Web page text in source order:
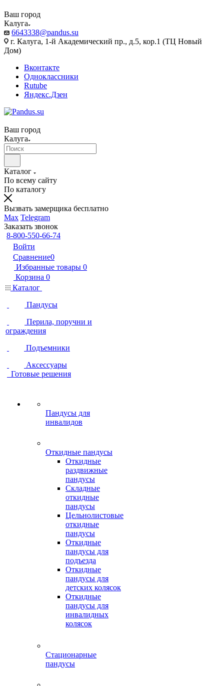
Ваш город
Калуга
6643338@pandus.su
г. Калуга, 1-й Академический пр., д.5, кор.1 (ТЦ Новый
Дом)
Вконтакте
Одноклассники
Rutube
Яндекс.Дзен
Ваш город
Калуга
Каталог
По всему сайту
По каталогу
Вызвать замерщика бесплатно
Max Telegram
Заказать звонок
8-800-550-66-74
Войти
Сравнение0
Избранные товары 0
Корзина 0
Каталог
Пандусы
Перила, поручни и
ограждения
Подъемники
Аксессуары
Готовые решения
Пандусы для
инвалидов
Откидные пандусы
Откидные
раздвижные
пандусы
Складные
откидные
пандусы
Цельнолистовые
откидные
пандусы
Откидные
пандусы для
подъезда
Откидные
пандусы для
детских колясок
Откидные
пандусы для
инвалидных
колясок
Стационарные
пандусы